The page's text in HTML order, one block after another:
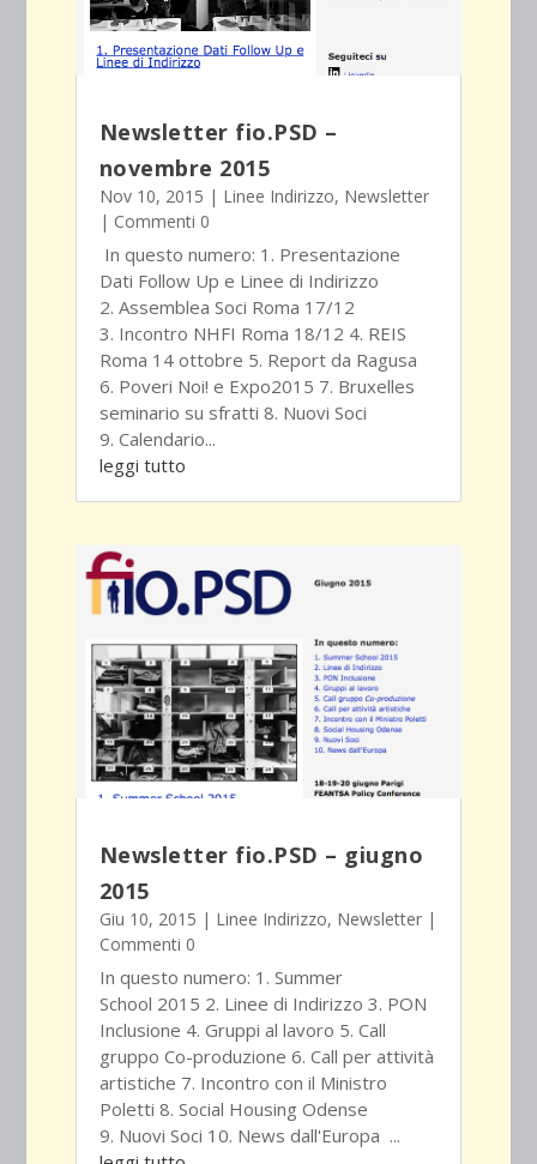
Newsletter fio.PSD –
novembre 2015
Nov 10, 2015 | Linee Indirizzo, Newsletter
| Commenti 0
In questo numero: 1. Presentazione
Dati Follow Up e Linee di Indirizzo
2. Assemblea Soci Roma 17/12
3. Incontro NHFI Roma 18/12 4. REIS
Roma 14 ottobre 5. Report da Ragusa
6. Poveri Noi! e Expo2015 7. Bruxelles
seminario su sfratti 8. Nuovi Soci
9. Calendario...
leggi tutto
Newsletter fio.PSD – giugno
2015
Giu 10, 2015 | Linee Indirizzo, Newsletter|
Commenti 0
In questo numero: 1. Summer
School 2015 2. Linee di Indirizzo 3. PON
Inclusione 4. Gruppi al lavoro 5. Call
gruppo Co-produzione 6. Call per attività
artistiche 7. Incontro con il Ministro
Poletti 8. Social Housing Odense
9. Nuovi Soci 10. News dall'Europa ...